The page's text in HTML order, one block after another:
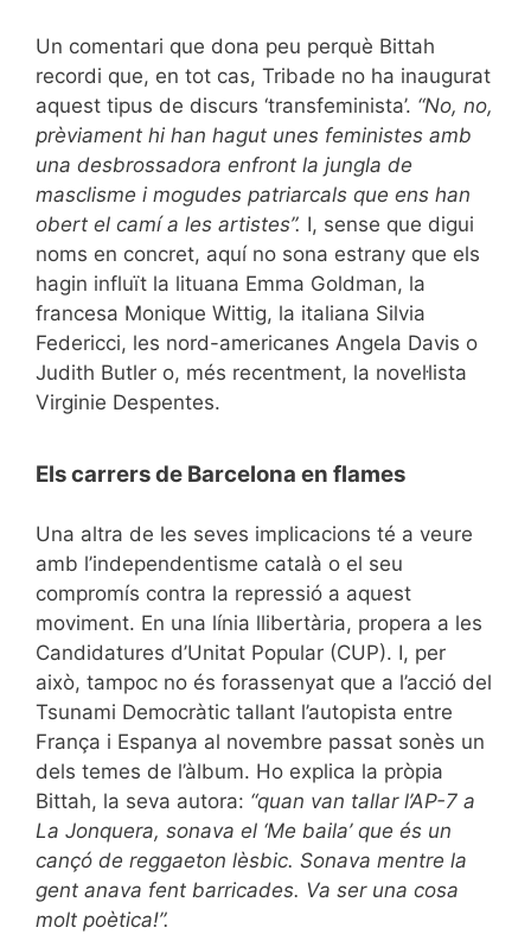
Un comentari que dona peu perquè Bittah
recordi que, en tot cas, Tribade no ha inaugurat
aquest tipus de discurs ‘transfeminista’. “No, no,
prèviament hi han hagut unes feministes amb
una desbrossadora enfront la jungla de
masclisme i mogudes patriarcals que ens han
obert el camí a les artistes”. I, sense que digui
noms en concret, aquí no sona estrany que els
hagin influït la lituana Emma Goldman, la
francesa Monique Wittig, la italiana Silvia
Federicci, les nord-americanes Angela Davis o
Judith Butler o, més recentment, la novel·lista
Virginie Despentes.
Els carrers de Barcelona en flames
Una altra de les seves implicacions té a veure
amb l’independentisme català o el seu
compromís contra la repressió a aquest
moviment. En una línia llibertària, propera a les
Candidatures d’Unitat Popular (CUP). I, per
això, tampoc no és forassenyat que a l’acció del
Tsunami Democràtic tallant l’autopista entre
França i Espanya al novembre passat sonès un
dels temes de l’àlbum. Ho explica la pròpia
Bittah, la seva autora: “quan van tallar l’AP-7 a
La Jonquera, sonava el ‘Me baila’ que és un
cançó de reggaeton lèsbic. Sonava mentre la
gent anava fent barricades. Va ser una cosa
molt poètica!”.